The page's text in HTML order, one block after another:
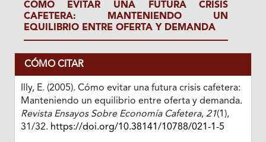
CÓMO EVITAR UNA FUTURA CRISIS
CAFETERA: MANTENIENDO UN
EQUILIBRIO ENTRE OFERTA Y DEMANDA
CÓMO CITAR
Illy, E. (2005). Cómo evitar una futura crisis cafetera:
Manteniendo un equilibrio entre oferta y demanda.
Revista Ensayos Sobre Economía Cafetera, 21(1),
31/32. https://doi.org/10.38141/10788/021-1-5